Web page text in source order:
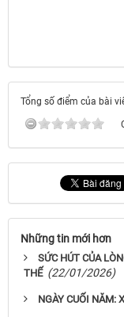
Tổng số điểm của bài
Những tin mới hơn
SỨC HÚT CỦA
THẾ (22/01/2026)
NGÀY CUỐI NĂM: